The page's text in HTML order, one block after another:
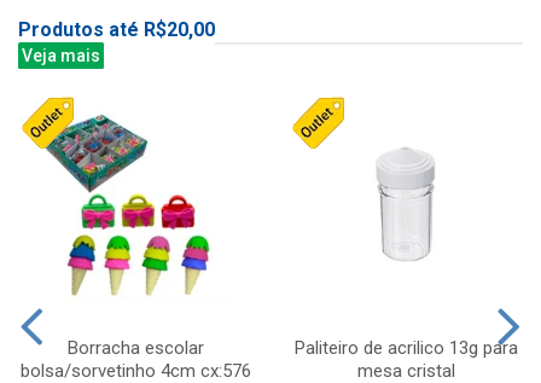
Produtos até R$20,00
Veja mais
Borracha escolar
bolsa/sorvetinho 4cm cx:576
Paliteiro de acrilico 13g para
mesa cristal